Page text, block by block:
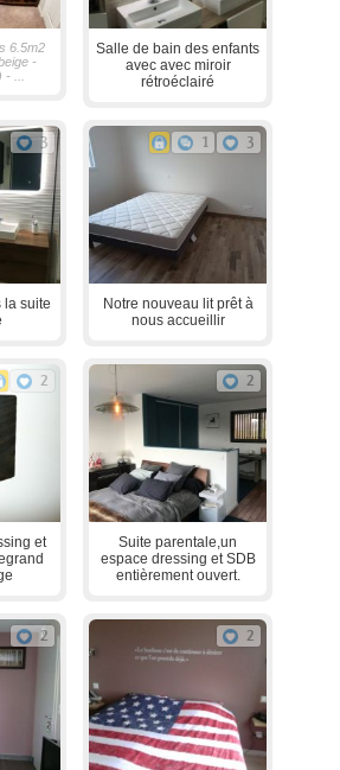
6.5m2
-
...
Salle de bain des enfants
avec avec miroir
rétroéclairé
3
la suite
1 3
Notre nouveau lit prêt à
nous accueillir
2
et
2
Suite parentale,un
espace dressing et SDB
entièrement ouvert.
2 2